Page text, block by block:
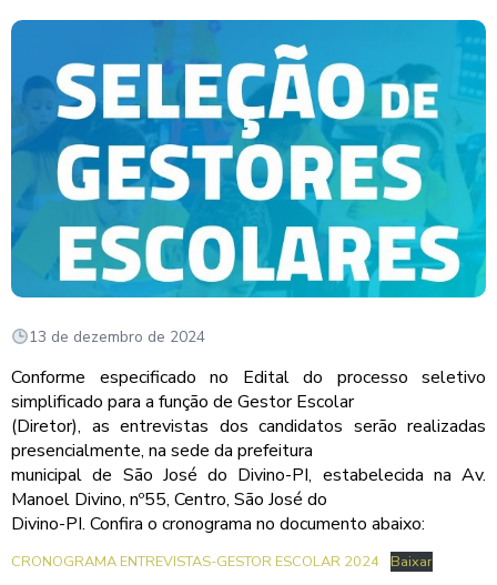
13 de dezembro de 2024
Conforme especificado no Edital do processo seletivo
simplificado para a função de Gestor Escolar
(Diretor), as entrevistas dos candidatos serão realizadas
presencialmente, na sede da prefeitura
municipal de São José do Divino-PI, estabelecida na Av.
Manoel Divino, nº55, Centro, São José do
Divino-PI. Confira o cronograma no documento abaixo:
CRONOGRAMA ENTREVISTAS-GESTOR ESCOLAR 2024 Baixar